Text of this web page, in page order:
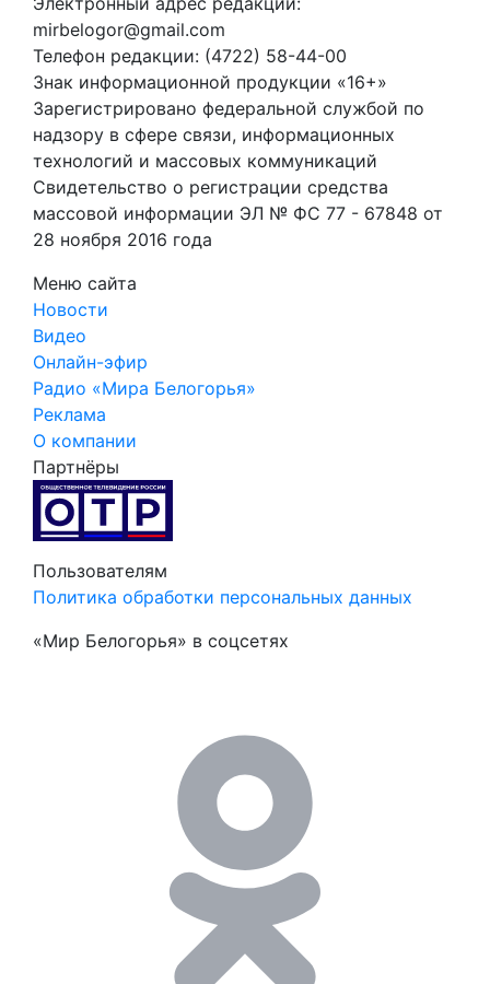
mirbelogor@gmail.com
Телефон редакции: (4722) 58-44-00
Знак информационной продукции «16+»
Зарегистрировано федеральной службой по
надзору в сфере связи, информационных
технологий и массовых коммуникаций
Свидетельство о регистрации средства
массовой информации ЭЛ № ФС 77 - 67848 от
28 ноября 2016 года
Меню сайта
Новости
Видео
Онлайн-эфир
Радио «Мира Белогорья»
Реклама
О компании
Партнёры
Пользователям
Политика обработки персональных данных
«Мир Белогорья» в соцсетях